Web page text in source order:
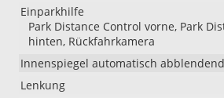
Einparkhilfe
Park Distance Control vorne, Park
hinten, Rückfahrkamera
Innenspiegel automatisch abblendend
Lenkung